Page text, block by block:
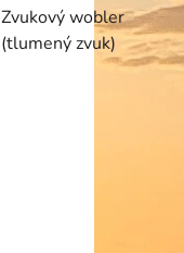
Zvukový wobler
(tlumený zvuk)